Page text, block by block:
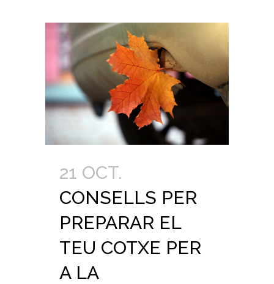
21 OCT.
CONSELLS PER
PREPARAR EL
TEU COTXE PER
A LA